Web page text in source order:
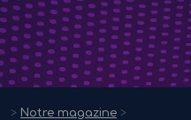
> Notre magazine >